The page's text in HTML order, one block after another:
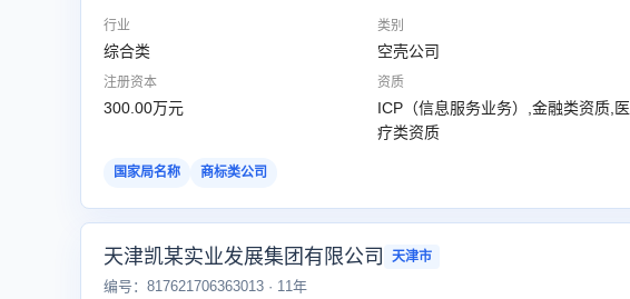
行业
综合类
类别
空壳公司
注册资本
300.00万元
资质
ICP（信息服务业务）,金融类资质,医
疗类资质
国家局名称 商标类公司
天津凯某实业发展集团有限公司 天津市
编号：817621706363013 · 11年